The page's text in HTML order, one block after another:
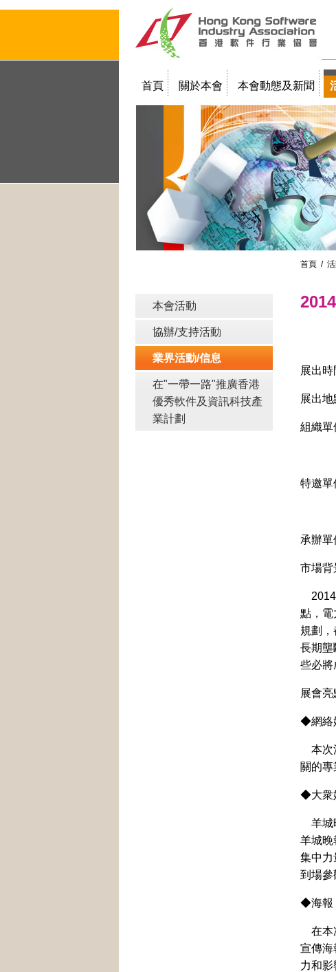
首頁 關於本會 本會動態及新聞
教學簡報
首頁/
本會活動
協辦/支持活動
業界活動/信息
在"一帶一路"推廣香港
優秀軟件及資訊科技產
業計劃
展出
展出
組織單
廣
特邀
中
承辦
市場背
2014
點，電
規劃
長期壟
些必將
展會
◆網絡
本次
關的專
◆大衆
羊城
羊城晚
集中力
到場參
◆海報
在本
宣傳海
力和影